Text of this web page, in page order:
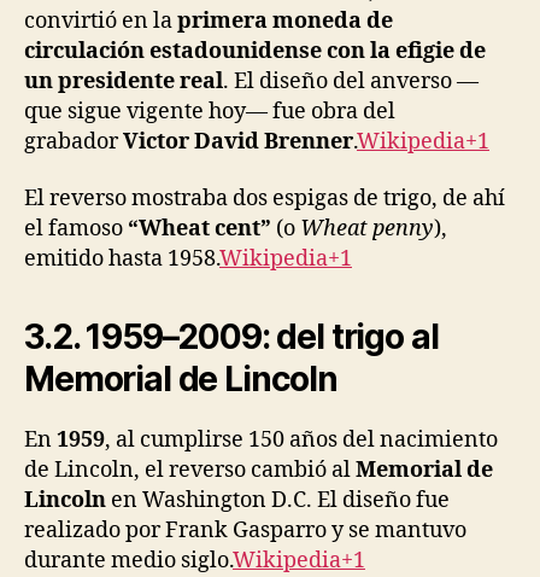
convirtió en laprimera moneda de
circulación estadounidense con la efigie de
un presidente real. El diseño del anverso —
que sigue vigente hoy— fue obra del
grabadorVictor David Brenner.Wikipedia+1
El reverso mostraba dos espigas de trigo, de ahí
el famoso “Wheat cent” (o Wheat penny),
emitido hasta 1958.Wikipedia+1
3.2. 1959–2009: del trigo al
Memorial de Lincoln
En1959, al cumplirse 150 años del nacimiento
de Lincoln, el reverso cambió alMemorial de
Lincoln en Washington D.C. El diseño fue
realizado por Frank Gasparro y se mantuvo
durante medio siglo.Wikipedia+1